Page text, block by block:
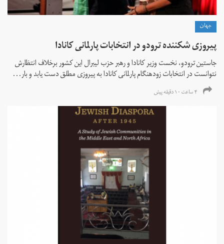
جهان
پیروزی شکننده ترودو در انتخابات پارلمانی کانادا
جاستین ترودو، نخست وزیر کانادا و رهبر حزب لیبرال این کشور برخلاف انتظارش
نتوانست در انتخابات زود‌هنگام پارلمانی کانادا به پیروزی مطلق دست یابد و بار...
۴ ساعت ۱۰ دقیقه پیش